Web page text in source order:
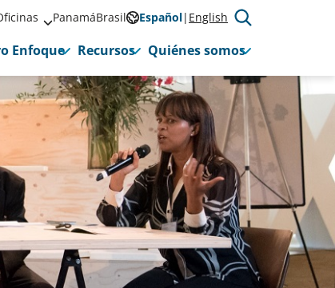
PanamáBrasil Español English
Enfoque Recursos Quiénes somos